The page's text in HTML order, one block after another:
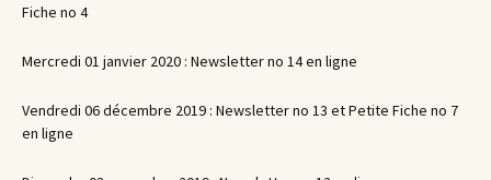
Fiche no 4
Mercredi 01 janvier 2020 : Newsletter no 14 en ligne
Vendredi 06 décembre 2019 : Newsletter no 13 et Petite Fiche no 7
en ligne